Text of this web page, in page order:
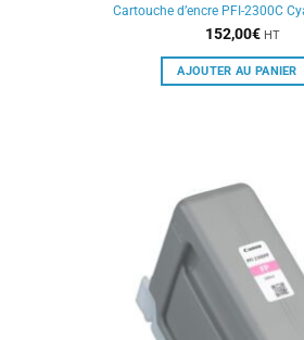
Cartouche d’encre PFI-2300C
152,00€ HT
AJOUTER AU PANIER